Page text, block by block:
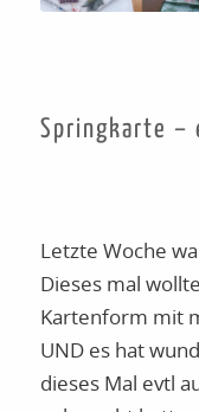
Springkarte –
Letzte Woche
Dieses mal
Kartenform mit
UND es hat
dieses Mal evtl